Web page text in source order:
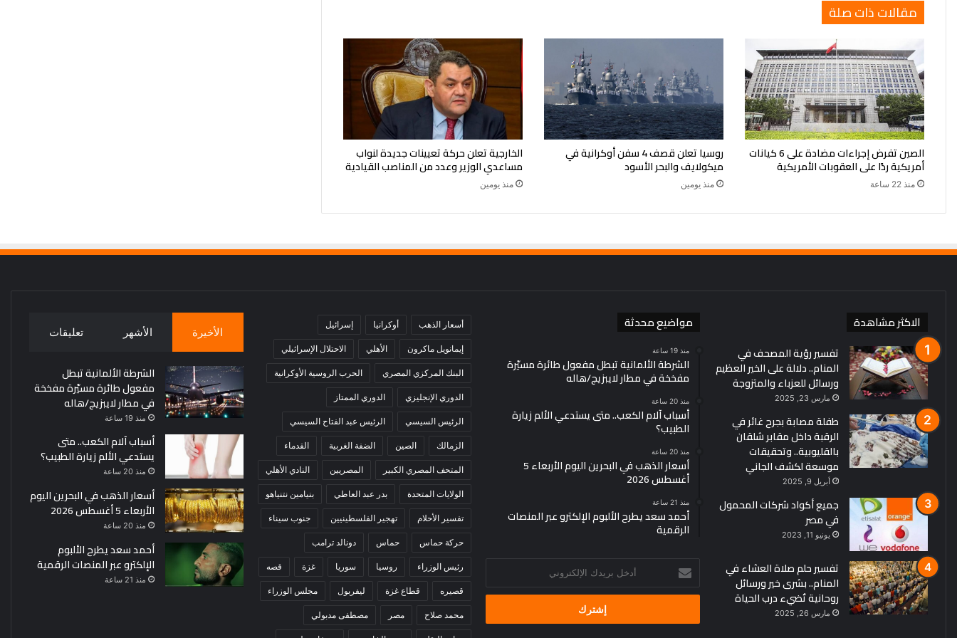
مقالات ذات صلة
الصين تفرض إجراءات مضادة على 6 كيانات
أمريكية ردًا على العقوبات الأمريكية
منذ 22 ساعة
روسيا تعلن قصف 4 سفن أوكرانية في
ميكولايف والبحر الأسود
منذ يومين
الخارجية تعلن حركة تعيينات جديدة لنواب
مساعدي الوزير وعدد من المناصب القيادية
منذ يومين
الاكثر مشاهدة
تفسير رؤية المصحف في
المنام.. دلالة على الخير العظيم
ورسائل للعزباء والمتزوجة
مارس 23, 2025
طفلة مصابة بجرح غائر في
الرقبة داخل مقابر شلقان
بالقليوبية.. وتحقيقات
موسعة لكشف الجاني
أبريل 9, 2025
جميع أكواد شركات المحمول
في مصر
يونيو 11, 2023
تفسير حلم صلاة العشاء في
المنام.. بشرى خير ورسائل
روحانية تُضيء درب الحياة
مارس 26, 2025
مواضيع محدثة
منذ 19 ساعة
الشرطة الألمانية تبطل مفعول طائرة مسيّرة
مفخخة في مطار لايبزيج/هاله
منذ 20 ساعة
أسباب آلام الكعب.. متى يستدعي الألم زيارة
الطبيب؟
منذ 20 ساعة
أسعار الذهب في البحرين اليوم الأربعاء 5
أغسطس 2026
منذ 21 ساعة
أحمد سعد يطرح الألبوم الإلكترو عبر المنصات
الرقمية
بريدك
الإلكتروني
أسعار الذهب أوكرانيا إسرائيل
إيمانويل ماكرون الأهلي الاحتلال الإسرائيلي
البنك المركزي المصري الحرب الروسية الأوكرانية
الدوري الإنجليزي الدوري الممتاز
الرئيس السيسي الرئيس عبد الفتاح السيسي
الزمالك الصين الضفة الغربية القدماء
المتحف المصري الكبير المصريين النادي الأهلي
الولايات المتحدة بدر عبد العاطي بنيامين نتنياهو
تفسير الأحلام تهجير الفلسطينيين جنوب سيناء
حركة حماس حماس دونالد ترامب
رئيس الوزراء روسيا سوريا غزة قصه
قصيره قطاع غزة ليفربول مجلس الوزراء
محمد صلاح مصر مصطفى مدبولي
الأخيرة الأشهر تعليقات
الشرطة الألمانية تبطل
مفعول طائرة مسيّرة مفخخة
في مطار لايبزيج/هاله
منذ 19 ساعة
أسباب آلام الكعب.. متى
يستدعي الألم زيارة الطبيب؟
منذ 20 ساعة
أسعار الذهب في البحرين اليوم
الأربعاء 5 أغسطس 2026
منذ 20 ساعة
أحمد سعد يطرح الألبوم
الإلكترو عبر المنصات الرقمية
منذ 21 ساعة